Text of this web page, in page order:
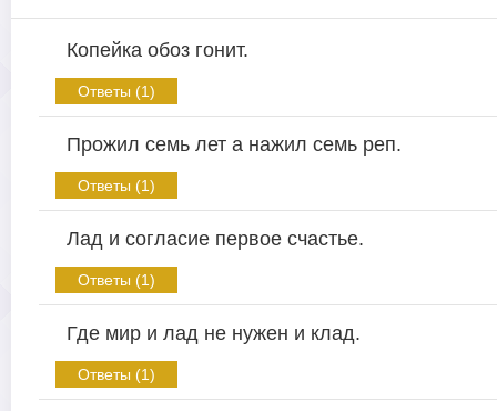
Копейка обоз гонит.
Ответы (1)
Прожил семь лет а нажил семь реп.
Ответы (1)
Лад и согласие первое счастье.
Ответы (1)
Где мир и лад не нужен и клад.
Ответы (1)